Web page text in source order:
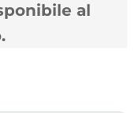
al